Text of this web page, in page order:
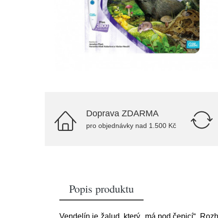
Doprava ZDARMA
pro objednávky nad 1.500 Kč
Popis produktu
Vendelín je žalud, který „má pod čepicí“.